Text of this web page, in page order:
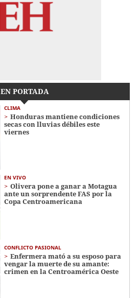
EN PORTADA
CLIMA
Honduras mantiene condiciones
secas con lluvias débiles este
viernes
EN VIVO
Olivera pone a ganar a Motagua
ante un sorprendente FAS por la
Copa Centroamericana
CONFLICTO PASIONAL
Enfermera mató a su esposo para
vengar la muerte de su amante:
crimen en la Centroamérica Oeste